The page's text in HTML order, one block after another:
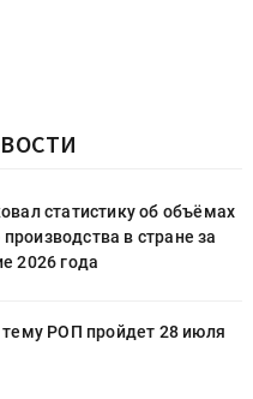
статистику об объёмах
в стране за
2026 года
тему РОП пройдет 28 июля